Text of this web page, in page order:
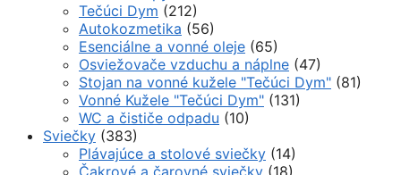
Tečúci Dym (212)
Autokozmetika (56)
Esenciálne a vonné oleje (65)
Osviežovače vzduchu a náplne (47)
Stojan na vonné kužele "Tečúci Dym" (81)
Vonné Kužele "Tečúci Dym" (131)
WC a čističe odpadu (10)
Sviečky (383)
Plávajúce a stolové sviečky (14)
Čakrové a čarovné sviečky (18)